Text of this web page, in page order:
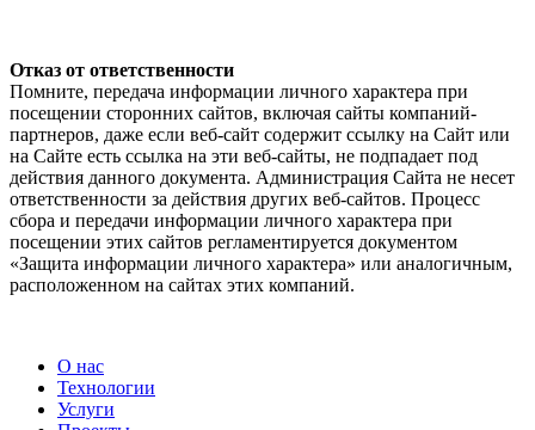
Отказ от ответственности
Помните, передача информации личного характера при
посещении сторонних сайтов, включая сайты компаний-
партнеров, даже если веб-сайт содержит ссылку на Сайт или
на Сайте есть ссылка на эти веб-сайты, не подпадает под
действия данного документа. Администрация Сайта не несет
ответственности за действия других веб-сайтов. Процесс
сбора и передачи информации личного характера при
посещении этих сайтов регламентируется документом
«Защита информации личного характера» или аналогичным,
расположенном на сайтах этих компаний.
О нас
Технологии
Услуги